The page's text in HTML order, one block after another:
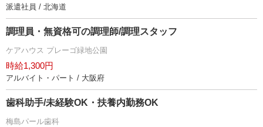
派遣社員 / 北海道
調理員・無資格可の調理師/調理スタッフ
ケアハウス プレーゴ緑地公園
時給1,300円
アルバイト・パート / 大阪府
歯科助手/未経験OK・扶養内勤務OK
梅島パール歯科